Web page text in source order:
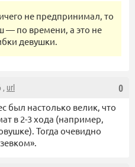
не предпринимал, то
— по времени, а это не
девушки.
0
, url
был настолько велик, что
в 2-3 хода (например,
Тогда очевидно